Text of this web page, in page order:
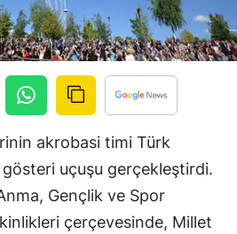
Edirne
Elazığ
Erzincan
Erzurum
Eskişehir
Gaziantep
akrobasi timi Türk
gösteri uçuşu gerçekleştirdi.
Gençlik ve Spor
çerçevesinde, Millet